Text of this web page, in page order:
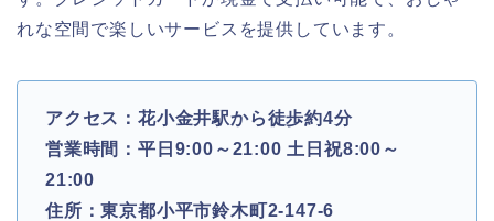
れな空間で楽しいサービスを提供しています。
アクセス：花小金井駅から徒歩約4分
営業時間：平日9:00～21:00 土日祝8:00～
21:00
住所：東京都小平市鈴木町2-147-6